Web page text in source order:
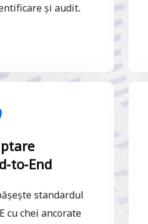
și audit.
to-End
standardul
cu chei ancorate